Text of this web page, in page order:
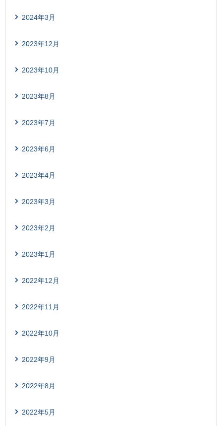
2024年3月
2023年12月
2023年10月
2023年8月
2023年7月
2023年6月
2023年4月
2023年3月
2023年2月
2023年1月
2022年12月
2022年11月
2022年10月
2022年9月
2022年8月
2022年5月